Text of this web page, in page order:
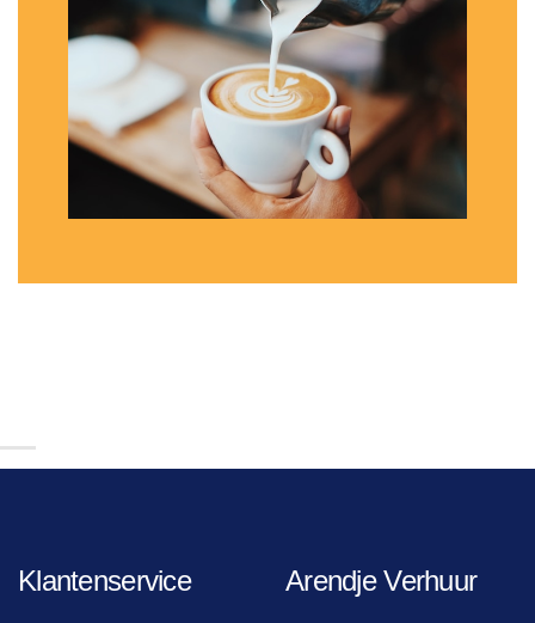
Klantenservice Arendje Verhuur